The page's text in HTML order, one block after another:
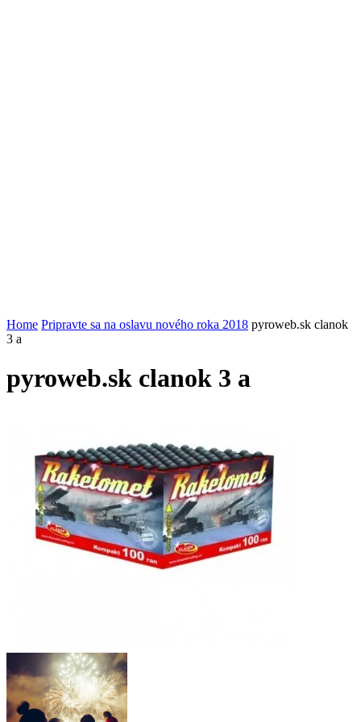
Home Pripravte sa na oslavu nového roka 2018 pyroweb.sk clanok
3 a
pyroweb.sk clanok 3 a